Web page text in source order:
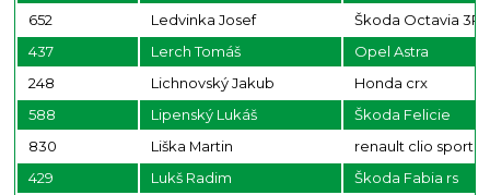
652
Ledvinka Josef
Škoda Octavia
437
Lerch Tomáš
Opel Astra
248
Lichnovský Jakub
Honda crx
588
Lipenský Lukáš
Škoda Felicie
830
Liška Martin
renault clio sport
429
Lukš Radim
Škoda Fabia rs